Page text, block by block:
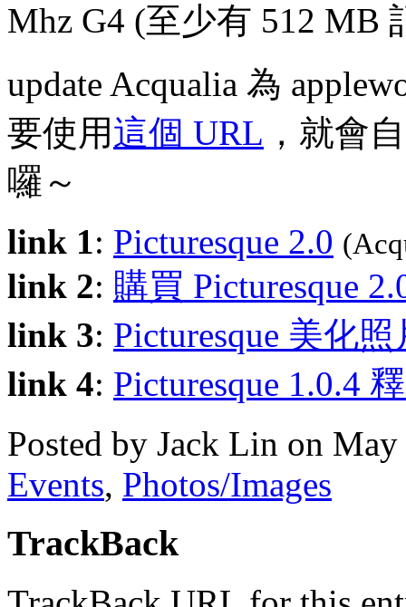
Mhz G4 (至少有 512 MB
update Acqualia 為
要使用這個 URL ，就會
囉～
link 1: Picturesque 2.0
link 2: 購買 Picturesque
link 3: Picturesque 美化照
link 4: Picturesque 1.0.4
Posted by Jack Lin on
Events, Photos/Images
TrackBack